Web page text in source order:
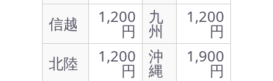
信越
1,200
円
九
州
1,200
円
北陸
1,200
円
沖
縄
1,900
円